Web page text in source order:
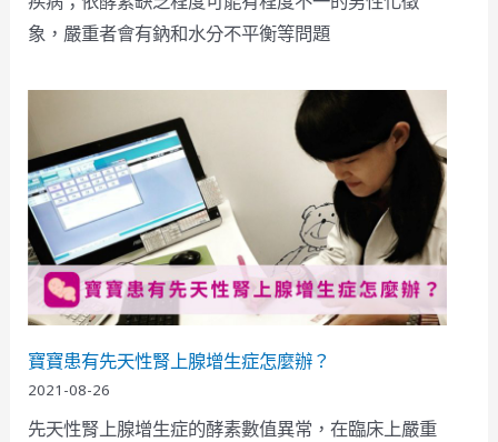
象，嚴重者會有鈉和水分不平衡等問題
寶寶患有先天性腎上腺增生症怎麼辦？
2021-08-26
先天性腎上腺增生症的酵素數值異常，在臨床上嚴重